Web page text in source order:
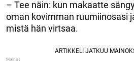
– Tee näin: kun makaatte
oman kovimman ruumiinosasi
mistä hän virtsaa.